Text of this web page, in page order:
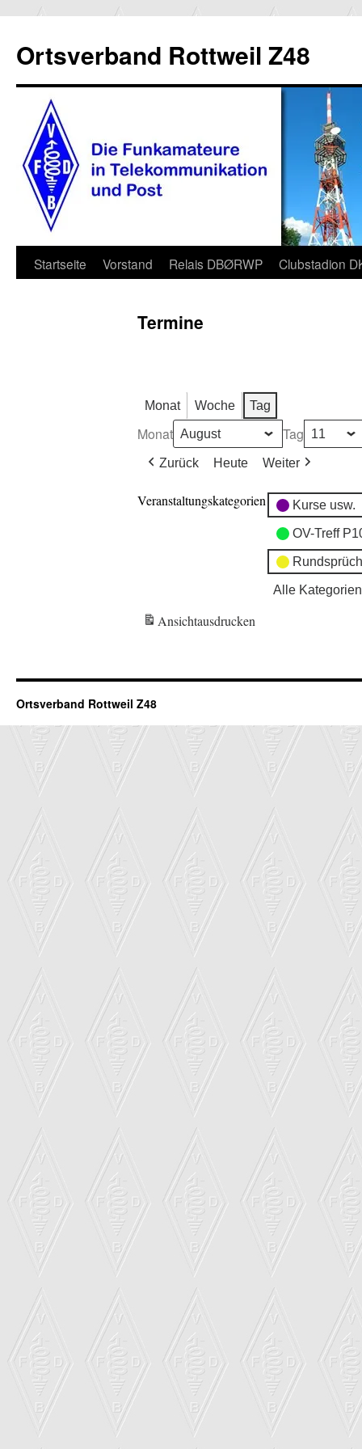
Ortsverband Rottweil Z48
Zum
Startseite Vorstand Relais DBØRWP Clubstadion
Termine
Monat Woche Tag
Monat Tag
Zurück Heute Weiter
Veranstaltungskategorien Kurse usw.
OV-Treff
Alle Kategorien
Ansichtausdrucken
Ortsverband Rottweil Z48